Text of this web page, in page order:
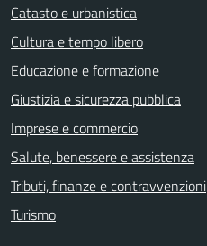
Catasto e urbanistica
Cultura e tempo libero
Educazione e formazione
Giustizia e sicurezza pubblica
Imprese e commercio
Salute, benessere e assistenza
Tributi, finanze e contravvenzioni
Turismo